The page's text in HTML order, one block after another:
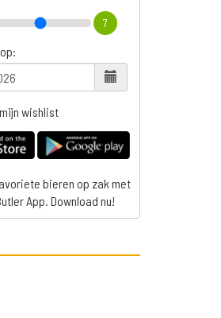
7
wishlist
bieren op zak met
App. Download nu!